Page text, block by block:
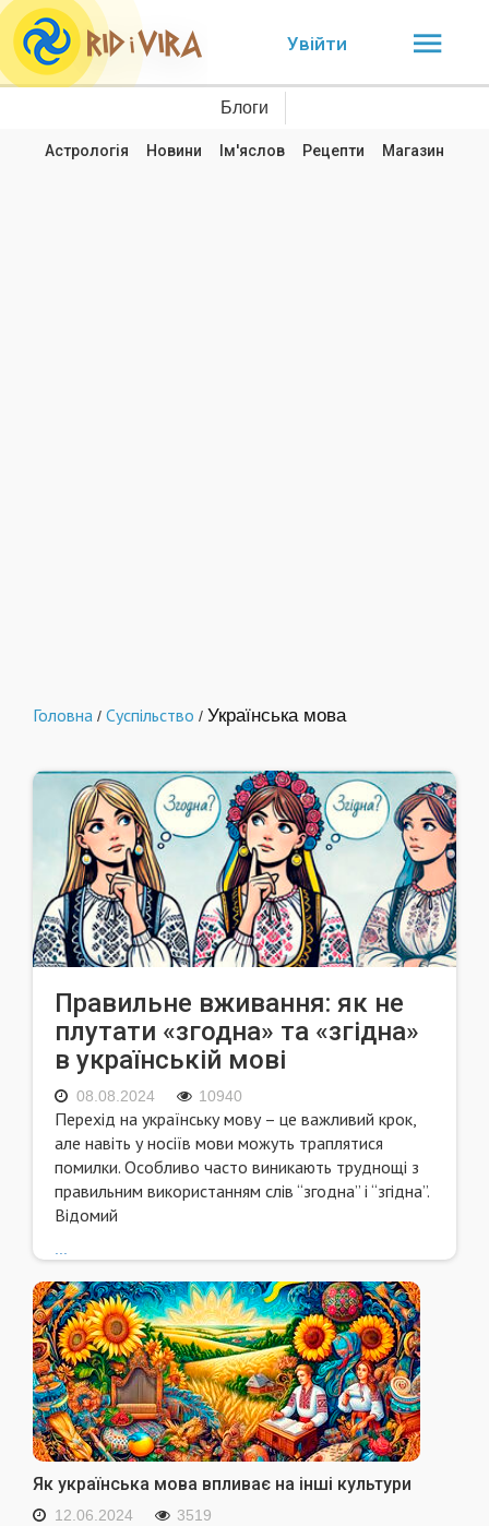
Увійти
Блоги
Астрологія Новини Ім'яслов Рецепти Магазин
Головна / Суспільство / Українська мова
Правильне вживання: як не
плутати «згодна» та «згідна»
в українській мові
08.08.2024 10940
Перехід на українську мову – це важливий крок,
але навіть у носіїв мови можуть траплятися
помилки. Особливо часто виникають труднощі з
правильним використанням слів “згодна” і “згідна”.
Відомий
...
Як українська мова впливає на інші культури
12.06.2024 3519